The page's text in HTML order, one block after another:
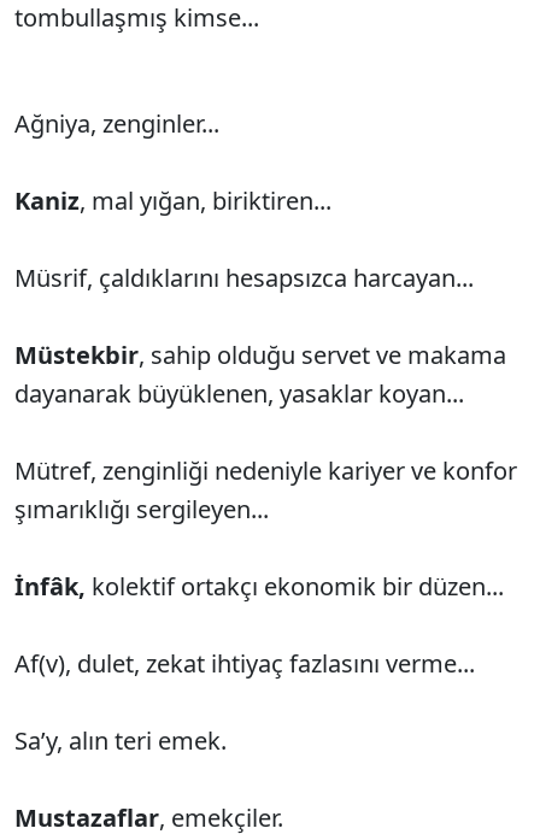
tombullaşmış kimse...
Ağniya, zenginler...
Kaniz, mal yığan, biriktiren...
Müsrif, çaldıklarını hesapsızca harcayan...
Müstekbir, sahip olduğu servet ve makama
dayanarak büyüklenen, yasaklar koyan...
Mütref, zenginliği nedeniyle kariyer ve konfor
şımarıklığı sergileyen...
İnfâk, kolektif ortakçı ekonomik bir düzen...
Af(v), dulet, zekat ihtiyaç fazlasını verme...
Sa’y, alın teri emek.
Mustazaflar, emekçiler.